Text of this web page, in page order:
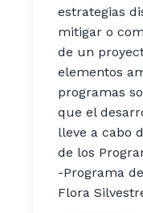
estrategias
mitigar o
de un
elementos
programas
que el
lleve a cabo
de los
-Programa
Flora